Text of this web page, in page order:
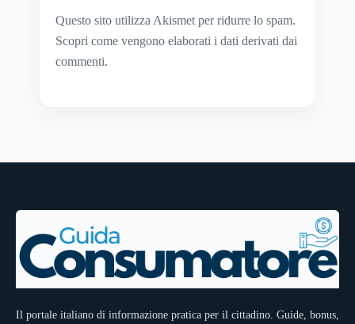
Questo sito utilizza Akismet per ridurre lo spam.
Scopri come vengono elaborati i dati derivati dai
commenti.
Il portale italiano di informazione pratica per il cittadino. Guide, bonus,